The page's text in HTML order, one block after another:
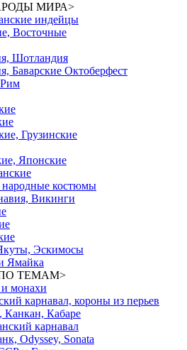
МИРА>
индейцы
Восточные
Шотландия
Баварские Октоберфест
Грузинские
Японские
народные костюмы
Викинги
Эскимосы
Ямайка
ТЕМАМ>
монахи
карнавал, короны из перьев
Канкан, Кабаре
карнавал
Odyssey, Sonata